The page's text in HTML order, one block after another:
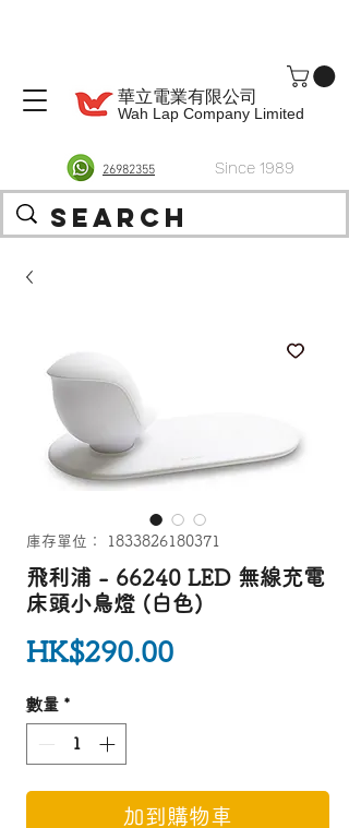
華立電業有限公司
Wah Lap Company Limited
Since 1989
26982355
庫存單位： 1833826180371
飛利浦 - 66240 LED 無線充電
床頭小鳥燈 (白色)
HK$290.00價格
數量 *
加到購物車